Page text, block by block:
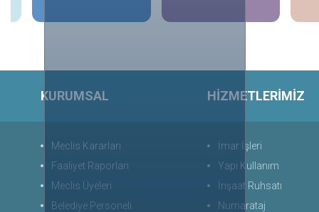
KURUMSAL
Meclis Kararları
Faaliyet Raporları
Meclis Üyeleri
Belediye Personeli
HİZMETLERİMİZ
İmar İşleri
Yapı Kullanım
İnşaat Ruhsatı
Numarataj